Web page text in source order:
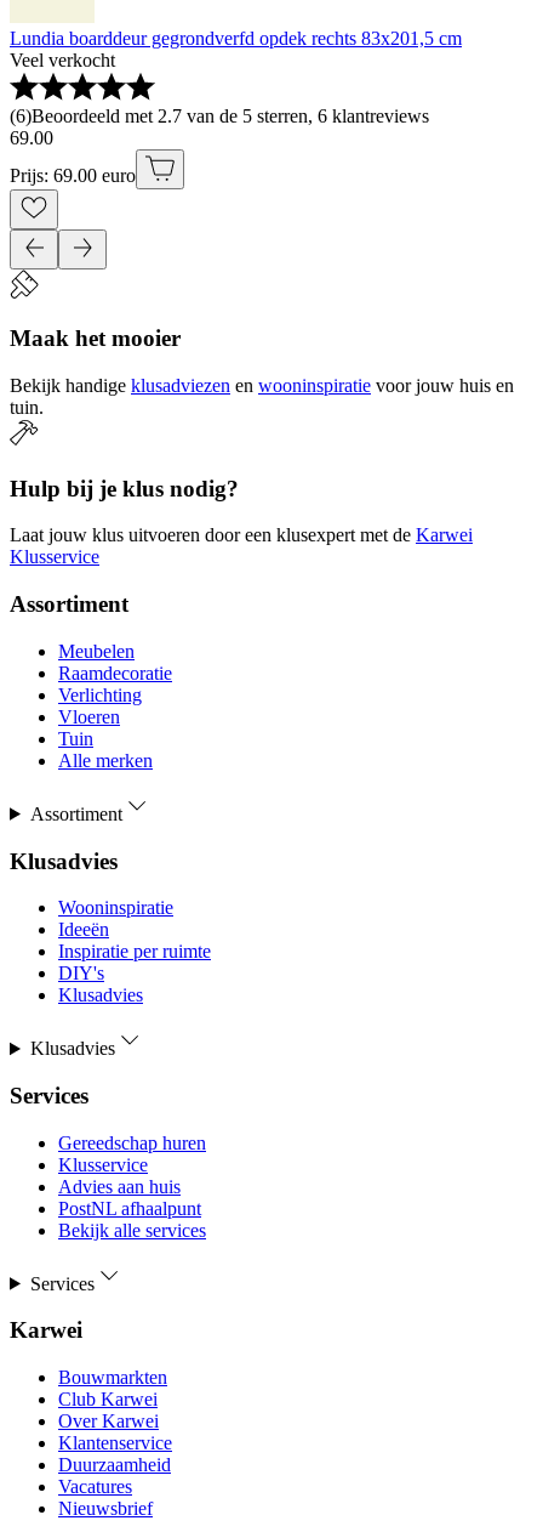
Lundia boarddeur gegrondverfd opdek rechts 83x201,5 cm
Veel verkocht
(6)Beoordeeld met 2.7 van de 5 sterren, 6 klantreviews
69.00
Prijs: 69.00 euro
Maak het mooier
Bekijk handige klusadviezen en wooninspiratie voor jouw huis en
tuin.
Hulp bij je klus nodig?
Laat jouw klus uitvoeren door een klusexpert met de Karwei
Klusservice
Assortiment
Meubelen
Raamdecoratie
Verlichting
Vloeren
Tuin
Alle merken
Assortiment
Klusadvies
Wooninspiratie
Ideeën
Inspiratie per ruimte
DIY's
Klusadvies
Klusadvies
Services
Gereedschap huren
Klusservice
Advies aan huis
PostNL afhaalpunt
Bekijk alle services
Services
Karwei
Bouwmarkten
Club Karwei
Over Karwei
Klantenservice
Duurzaamheid
Vacatures
Nieuwsbrief